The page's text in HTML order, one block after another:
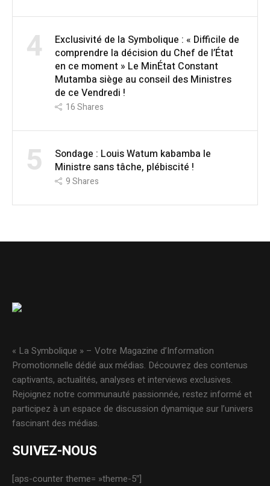
4
Exclusivité de la Symbolique : « Difficile de
comprendre la décision du Chef de l’État
en ce moment » Le MinÉtat Constant
Mutamba siège au conseil des Ministres
de ce Vendredi !
16Shares
5
Sondage : Louis Watum kabamba le
Ministre sans tâche, plébiscité !
9Shares
« La Symbolique » – Votre Magazine d’Information
Promotionnelle dédié aux médias. Découvrez des contenus
captivants, actualités, analyses et interviews exclusives.
Rejoignez notre communauté passionnée, restez informé et
participez à un espace de discussion dynamique sur l’univers
fascinant des médias.
SUIVEZ-NOUS
[aps-counter theme= »theme-5″]